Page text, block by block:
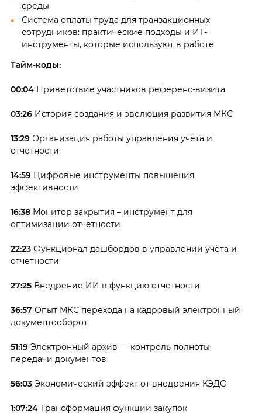
среды
Система оплаты труда для транзакционных
сотрудников: практические подходы и ИТ-
инструменты, которые используют в работе
Тайм-коды:
00:04Приветствие участников референс-визита
03:26История создания и эволюция развития МКС
13:29Организация работы управления учёта и
отчетности
14:59Цифровые инструменты повышения
эффективности
16:38Монитор закрытия – инструмент для
оптимизации отчётности
22:23Функционал дашбордов в управлении учёта и
отчетности
27:25Внедрение ИИ в функцию отчетности
36:57 Опыт МКС перехода на кадровый электронный
документооборот
51:19Электронный архив — контроль полноты
передачи документов
56:03Экономический эффект от внедрения КЭДО
1:07:24Трансформация функции закупок